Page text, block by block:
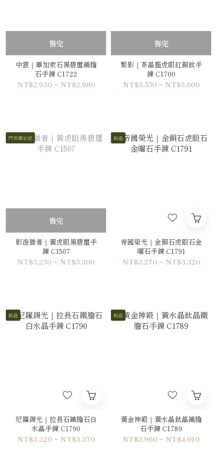
售完
中意｜畢加索石黑碧璽鐵膽
石手鍊 C1722
NT$2,930 ~ NT$2,980
售完
繁影｜茶晶藍虎眼紅銅鈦手
鍊 C1700
NT$3,550 ~ NT$3,600
門市獨家款
售完
影遊獵者｜黃虎眼黑碧璽手
鍊 C1507
NT$3,250 ~ NT$3,300
新品
帝國榮光｜金銅石虎眼石金
曜石手鍊 C1791
NT$3,270 ~ NT$3,320
新品
尼羅錫光｜拉長石鐵膽石白
水晶手鍊 C1790
NT$3,320 ~ NT$3,370
新品
黃金神殿｜黃水晶鈦晶鐵膽
石手鍊 C1789
NT$3,960 ~ NT$4,010